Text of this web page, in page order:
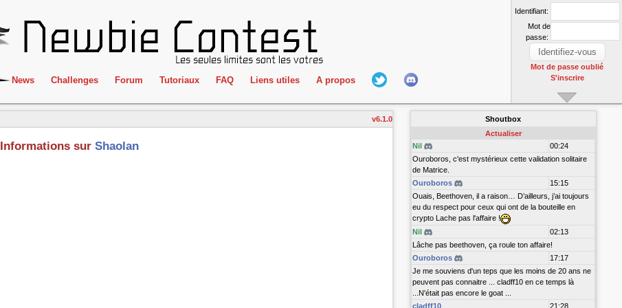
News Challenges
ClientSide
Forensics
Forum Tutoriaux FAQ Liens utiles
IRC
Newbie Connect
A propos
L'équipe
Hall Of Fame
Identifiant:
Mot de
passe:
Mot de passe oublié
S'inscrire
v6.1.0
Informations sur Shaolan
Shoutbox
Actualiser
Nil
00:24
Ouroboros, c'est mystérieux cette validation solitaire
de Matrice.
Ouroboros
15:15
Ouais, Beethoven, il a raison… D’ailleurs, j’ai toujours
eu du respect pour ceux qui ont de la bouteille en
crypto Lache pas l'affaire !
Nil
02:13
Lâche pas beethoven, ça roule ton affaire!
Ouroboros
17:17
Je me souviens d'un teps que les moins de 20 ans ne
peuvent pas connaitre ... cladff10 en ce temps là
...N'était pas encore le goat ...
cladff10
21:28